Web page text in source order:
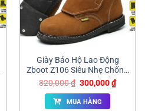
Giày Bảo Hộ Lao Động
Zboot Z106 Siêu Nhẹ Chống
Đâm Xuyên Giá Tốt Đồng
Nai
320,000₫ Giá
là:
320,000 ₫.
300,000₫Giá
hiện
MUA HÀNG